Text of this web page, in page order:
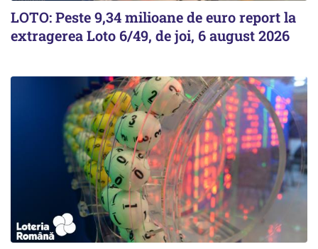
LOTO: Peste 9,34 milioane de euro report la
extragerea Loto 6/49, de joi, 6 august 2026